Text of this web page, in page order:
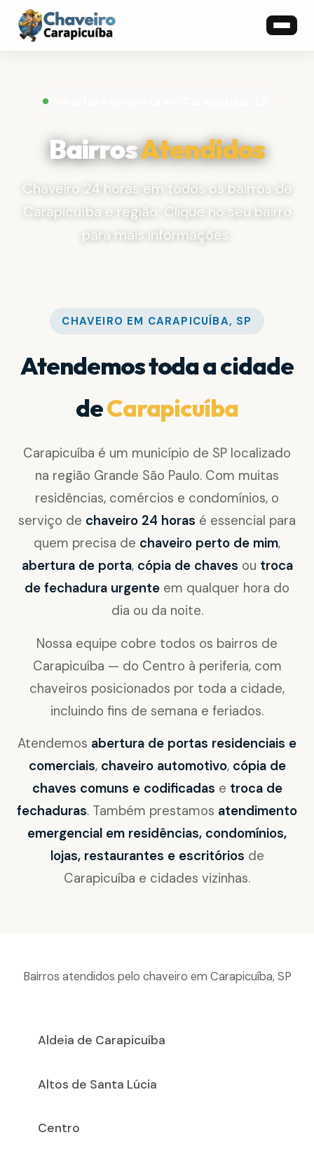
Cobertura completa em Carapicuíba, SP
BairrosAtendidos
Chaveiro 24 horas em todos os bairros de
Carapicuíba e região. Clique no seu bairro
para mais informações.
CHAVEIRO EM CARAPICUÍBA, SP
Atendemos toda a cidade
deCarapicuíba
Carapicuíba é um município de SP localizado
na região Grande São Paulo. Com muitas
residências, comércios e condomínios, o
serviço de chaveiro 24 horas é essencial para
quem precisa de chaveiro perto de mim,
abertura de porta, cópia de chaves ou troca
de fechadura urgente em qualquer hora do
dia ou da noite.
Nossa equipe cobre todos os bairros de
Carapicuíba — do Centro à periferia, com
chaveiros posicionados por toda a cidade,
incluindo fins de semana e feriados.
Atendemos abertura de portas residenciais e
comerciais, chaveiro automotivo, cópia de
chaves comuns e codificadas e troca de
fechaduras. Também prestamos atendimento
emergencial em residências, condomínios,
lojas, restaurantes e escritórios de
Carapicuíba e cidades vizinhas.
Bairros atendidos pelo chaveiro em Carapicuíba, SP
Aldeia de Carapicuíba
Altos de Santa Lúcia
Centro